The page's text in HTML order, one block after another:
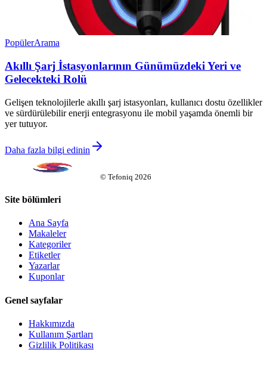
PopülerArama
Akıllı Şarj İstasyonlarının Günümüzdeki Yeri ve
Gelecekteki Rolü
Gelişen teknolojilerle akıllı şarj istasyonları, kullanıcı dostu özellikler
ve sürdürülebilir enerji entegrasyonu ile mobil yaşamda önemli bir
yer tutuyor.
Daha fazla bilgi edinin
© Tefoniq 2026
Site bölümleri
Ana Sayfa
Makaleler
Kategoriler
Etiketler
Yazarlar
Kuponlar
Genel sayfalar
Hakkımızda
Kullanım Şartları
Gizlilik Politikası